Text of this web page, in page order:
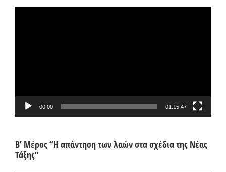
00:00 01:15:47
Β’ Μέρος “Η απάντηση των λαών στα σχέδια της Νέας
Τάξης”